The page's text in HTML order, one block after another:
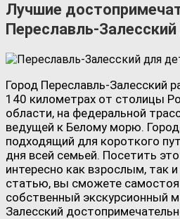
Лучшие
Переславль-
Город Переславль-Залесский
140 километрах от столицы
области, на федеральной
ведущей к Белому морю.
подходящий для короткого
дня всей семьей. Посетить
интересно как взрослым, так
статью, вы сможете
собственный экскурсионный
Залесский